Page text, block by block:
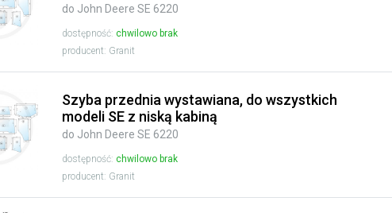
do John Deere SE 6220
dostępność:chwilowo brak
producent: Granit
Szyba przednia wystawiana, do wszystkich
modeli SE z niską kabiną
do John Deere SE 6220
dostępność:chwilowo brak
producent: Granit